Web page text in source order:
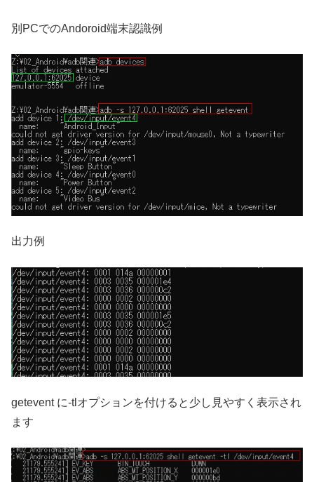
別PCでのAndoroid端末認識例
出力例
getevent に-tlオプションを付けると少し見やすく表示され
ます